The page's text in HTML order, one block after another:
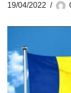
19/04/2022